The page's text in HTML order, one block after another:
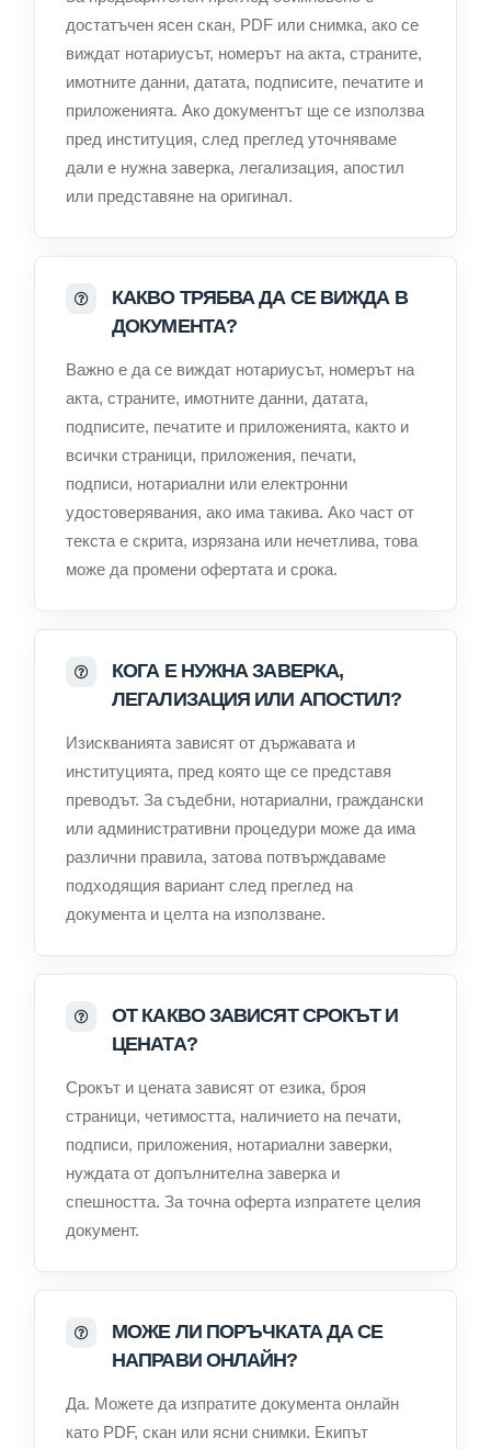
достатъчен ясен скан, PDF или снимка, ако се
виждат нотариусът, номерът на акта, страните,
имотните данни, датата, подписите, печатите и
приложенията. Ако документът ще се използва
пред институция, след преглед уточняваме
дали е нужна заверка, легализация, апостил
или представяне на оригинал.
КАКВО ТРЯБВА ДА СЕ ВИЖДА В
ДОКУМЕНТА?
Важно е да се виждат нотариусът, номерът на
акта, страните, имотните данни, датата,
подписите, печатите и приложенията, както и
всички страници, приложения, печати,
подписи, нотариални или електронни
удостоверявания, ако има такива. Ако част от
текста е скрита, изрязана или нечетлива, това
може да промени офертата и срока.
КОГА Е НУЖНА ЗАВЕРКА,
ЛЕГАЛИЗАЦИЯ ИЛИ АПОСТИЛ?
Изискванията зависят от държавата и
институцията, пред която ще се представя
преводът. За съдебни, нотариални, граждански
или административни процедури може да има
различни правила, затова потвърждаваме
подходящия вариант след преглед на
документа и целта на използване.
ОТ КАКВО ЗАВИСЯТ СРОКЪТ И
ЦЕНАТА?
Срокът и цената зависят от езика, броя
страници, четимостта, наличието на печати,
подписи, приложения, нотариални заверки,
нуждата от допълнителна заверка и
спешността. За точна оферта изпратете целия
документ.
МОЖЕ ЛИ ПОРЪЧКАТА ДА СЕ
НАПРАВИ ОНЛАЙН?
Да. Можете да изпратите документа онлайн
като PDF, скан или ясни снимки. Екипът